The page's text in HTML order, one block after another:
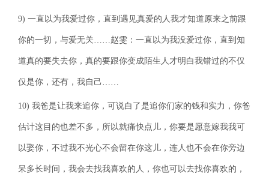
9) 一直以为我爱过你，直到遇见真爱的人我才知道原来之前跟
你的一切，与爱无关……赵雯：一直以为我没爱过你，直到知
道真的要失去你，真的要跟你变成陌生人才明白我错过的不仅
仅是你，还有，我自己……
10) 我爸是让我来追你，可说白了是追你们家的钱和实力，你爸
估计这目的也差不多，所以就痛快点儿，你要是愿意嫁我我可
以娶你，不过我不光心不会留在你这儿，连人也不会在你旁边
呆多长时间，我会去找我喜欢的人，你也可以去找你喜欢的，